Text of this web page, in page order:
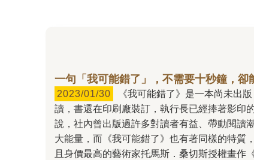
一句「我可能錯了」，不需要十秒鐘，卻
2023/01/30
讀，書還在印刷廠裝訂，執行長已經捧著影印
說，社內曾出版過許多對讀者有益、帶動閱讀
大能量，而《我可能錯了》也有著同樣的特質
且身價最高的藝術家托馬斯．桑切斯授權畫作